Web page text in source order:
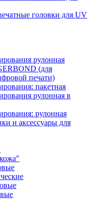
головки для UV
рулонная
(для
печати)
пакетная
рулонная в
рулонная
и аксессуары для